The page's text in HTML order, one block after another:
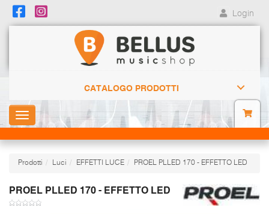
Login
CATALOGO PRODOTTI
Toggle
navigation
Prodotti Luci EFFETTI LUCE PROEL PLLED 170 - EFFETTO LED
PROEL PLLED 170 - EFFETTO LED